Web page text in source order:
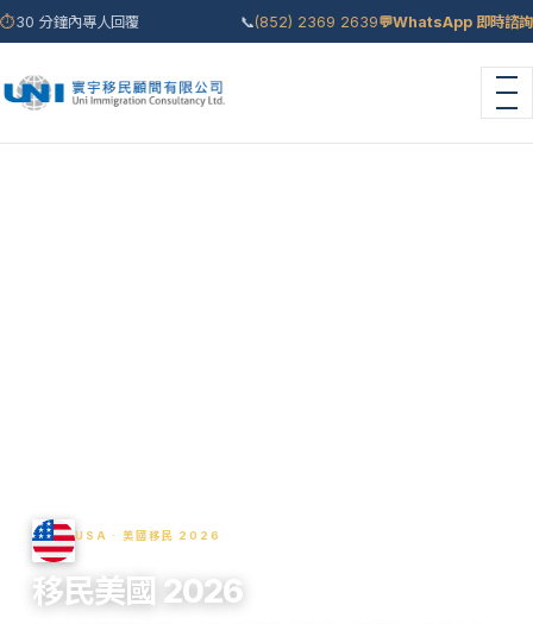
⏱30 分鐘內專人回覆 📞(852) 2369 2639💬WhatsApp 即時諮詢
USA · 美國移民 2026
移民美國 2026